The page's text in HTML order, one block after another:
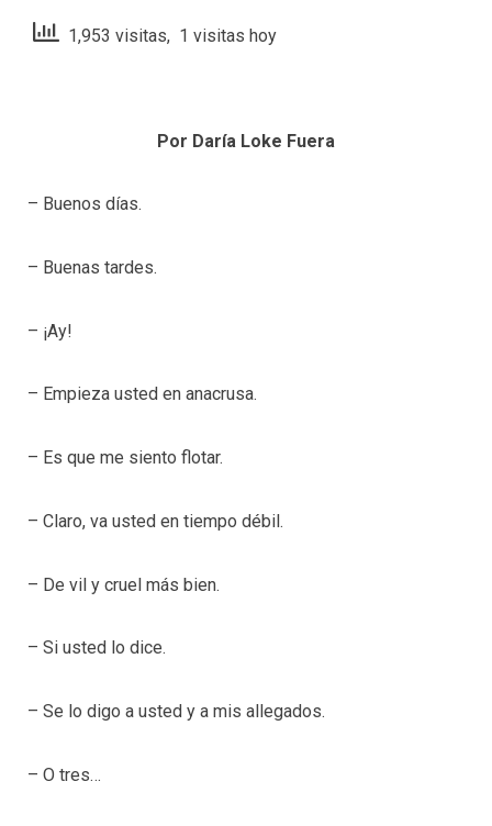
1,953 visitas, 1 visitas hoy
Por Daría Loke Fuera
– Buenos días.
– Buenas tardes.
– ¡Ay!
– Empieza usted en anacrusa.
– Es que me siento flotar.
– Claro, va usted en tiempo débil.
– De vil y cruel más bien.
– Si usted lo dice.
– Se lo digo a usted y a mis allegados.
– O tres…